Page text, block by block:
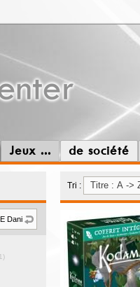
Jeux ... de société
Tri :